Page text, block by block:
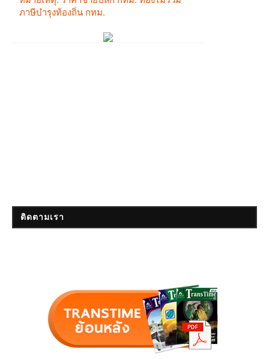
ติดตามเรา